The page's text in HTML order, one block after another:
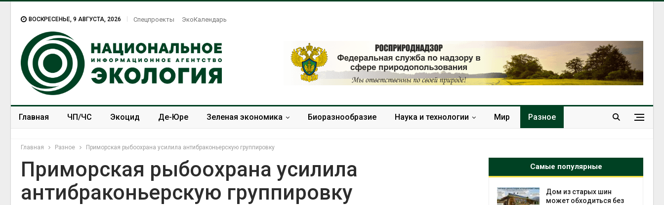
ВОСКРЕСЕНЬЕ, 9 АВГУСТА, 2026 Спецпроекты ЭкоКалендарь
Главная ЧП/ЧС Экоцид Де-Юре Зеленая экономика Биоразнообразие Наука и технологии Мир Разное
Главная Разное Приморская рыбоохрана усилила антибраконьерскую группировку
Приморская рыбоохрана усилила
антибраконьерскую группировку
Самые популярные
Названы ведущие
экологические НКО
Дом из старых шин
может обходиться без